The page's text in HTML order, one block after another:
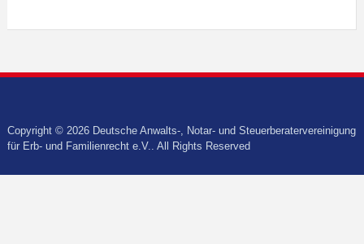
Copyright © 2026 Deutsche Anwalts-, Notar- und Steuerberatervereinigung
für Erb- und Familienrecht e.V.. All Rights Reserved